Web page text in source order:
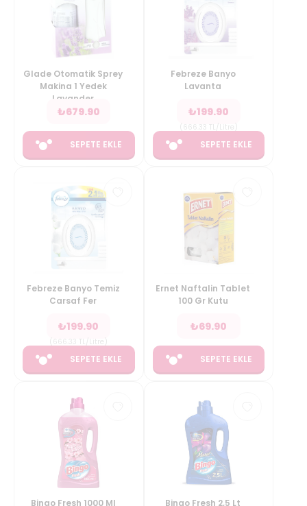
Glade Otomatik Sprey
Makina 1 Yedek
Lavander
₺679.90
SEPETE EKLE
Febreze Banyo
Lavanta
₺199.90
SEPETE EKLE
Febreze Banyo Temiz
Carsaf Fer
₺199.90
SEPETE EKLE
Ernet Naftalin Tablet
100 Gr Kutu
₺69.90
SEPETE EKLE
Bingo Fresh 1000 Ml Bingo Fresh 2,5 Lt